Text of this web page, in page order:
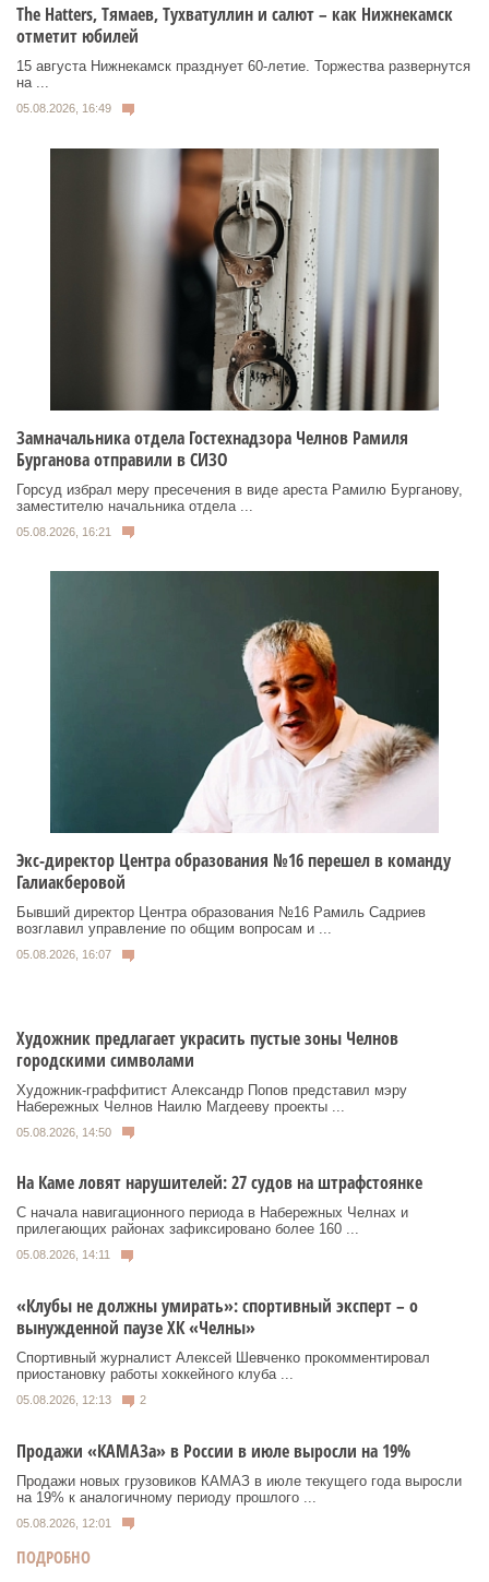
Тhe Нatters, Тямаев, Тухватуллин и салют – как Нижнекамск
отметит юбилей
15 августа Нижнекамск празднует 60‑летие. Торжества развернутся
на ...
05.08.2026, 16:49
Замначальника отдела Гостехнадзора Челнов Рамиля
Бурганова отправили в СИЗО
Горсуд избрал меру пресечения в виде ареста Рамилю Бурганову,
заместителю начальника отдела ...
05.08.2026, 16:21
Экс-директор Центра образования №16 перешел в команду
Галиакберовой
Бывший директор Центра образования №16 Рамиль Садриев
возглавил управление по общим вопросам и ...
05.08.2026, 16:07
Художник предлагает украсить пустые зоны Челнов
городскими символами
Художник‑граффитист Александр Попов представил мэру
Набережных Челнов Наилю Магдееву проекты ...
05.08.2026, 14:50
На Каме ловят нарушителей: 27 судов на штрафстоянке
С начала навигационного периода в Набережных Челнах и
прилегающих районах зафиксировано более 160 ...
05.08.2026, 14:11
«Клубы не должны умирать»: спортивный эксперт – о
вынужденной паузе ХК «Челны»
Спортивный журналист Алексей Шевченко прокомментировал
приостановку работы хоккейного клуба ...
05.08.2026, 12:13 2
Продажи «КАМАЗа» в России в июле выросли на 19%
Продажи новых грузовиков КАМАЗ в июле текущего года выросли
на 19% к аналогичному периоду прошлого ...
05.08.2026, 12:01
ПОДРОБНО